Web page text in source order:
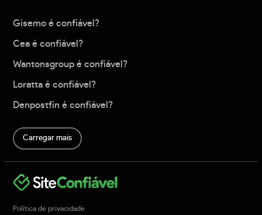
Gisemo é confiável?
Cea é confiável?
Wantonsgroup é confiável?
Loratta é confiável?
Denpostfin é confiável?
Carregar mais
Política de privacidade